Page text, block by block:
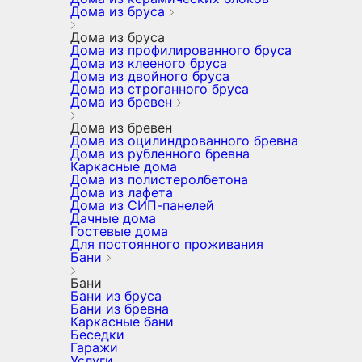
Дома из бруса
Дома из бруса
Дома из профилированного бруса
Дома из клееного бруса
Дома из двойного бруса
Дома из строганного бруса
Дома из бревен
Дома из бревен
Дома из оцилиндрованного бревна
Дома из рубленного бревна
Каркасные дома
Дома из полистеролбетона
Дома из лафета
Дома из СИП-панелей
Дачные дома
Гостевые дома
Для постоянного проживания
Бани
Бани
Бани из бруса
Бани из бревна
Каркасные бани
Беседки
Гаражи